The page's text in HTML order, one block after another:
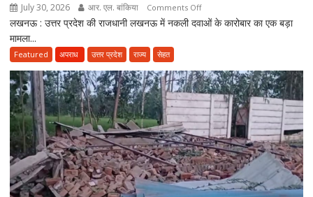
तैयार
July 30, 2026 आर. एल. बांकिया Comments Offon
लखनऊ
के
कारोबार
का
भंडाफोड़,
अमीनाबाद
में
5
दवा
लखनऊ : उत्तर प्रदेश की राजधानी लखनऊ में नकली दवाओं के कारोबार का एक बड़ा
मामला...
Featured अपराध उत्तर प्रदेश राज्य सेहत